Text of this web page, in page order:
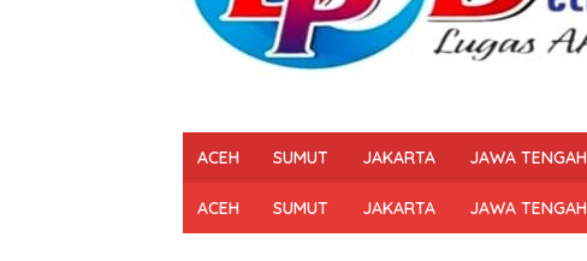
ACEH SUMUT JAKARTA JAWA TENGAH
ACEH SUMUT JAKARTA JAWA TENGAH